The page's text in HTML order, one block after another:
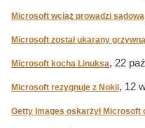
Microsoft wciąż prowadzi
Microsoft został ukarany
Microsoft kocha Linuksa, 22
Microsoft rezygnuje z Nokii, 12
Getty Images oskarżył